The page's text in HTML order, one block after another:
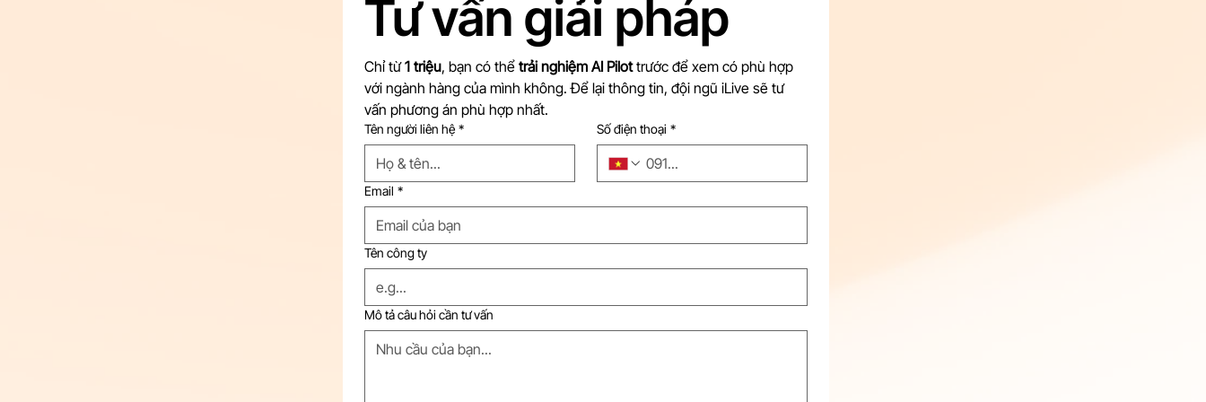
Tư vấn giải pháp
Chỉ từ 1 triệu, bạn có thể trải nghiệm AI Pilot trước để xem có phù hợp
với ngành hàng của mình không. Để lại thông tin, đội ngũ iLive sẽ tư
vấn phương án phù hợp nhất.
Tên người liên hệ * Số điện thoại *
Email *
Tên công ty
Mô tả câu hỏi cần tư vấn